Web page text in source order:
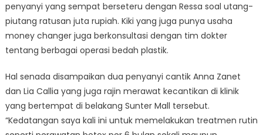
penyanyi yang sempat berseteru dengan Ressa soal utang-
piutang ratusan juta rupiah. Kiki yang juga punya usaha
money changer juga berkonsultasi dengan tim dokter
tentang berbagai operasi bedah plastik.
Hal senada disampaikan dua penyanyi cantik Anna Zanet
dan Lia Callia yang juga rajin merawat kecantikan di klinik
yang bertempat di belakang Sunter Mall tersebut.
“Kedatangan saya kali ini untuk memelakukan treatmen rutin